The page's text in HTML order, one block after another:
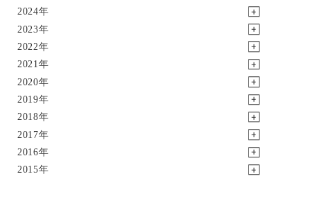
2024年
2023年
2022年
2021年
2020年
2019年
2018年
2017年
2016年
2015年